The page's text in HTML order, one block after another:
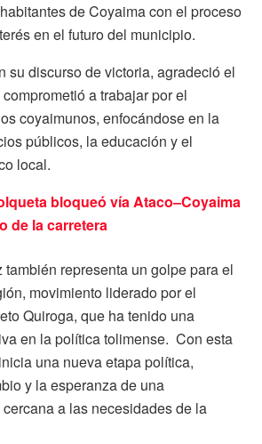
de Coyaima con el proceso
en el futuro del municipio.
su discurso de victoria, agradeció el
a trabajar por el
coyaimunos, enfocándose en la
públicos, la educación y el
local.
bloqueó vía Ataco–Coyaima
de la carretera
también representa un golpe para el
movimiento liderado por el
Quiroga, que ha tenido una
en la política tolimense. Con esta
una nueva etapa política,
y la esperanza de una
a las necesidades de la